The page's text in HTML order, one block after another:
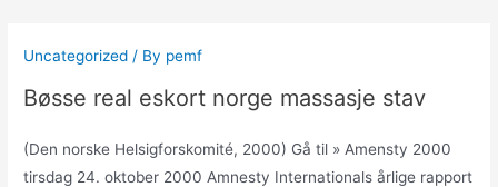
content
Uncategorized / By pemf
Bøsse real eskort norge massasje stav
(Den norske Helsigforskomité, 2000) Gå til » Amensty 2000
tirsdag 24. oktober 2000 Amnesty Internationals årlige rapport